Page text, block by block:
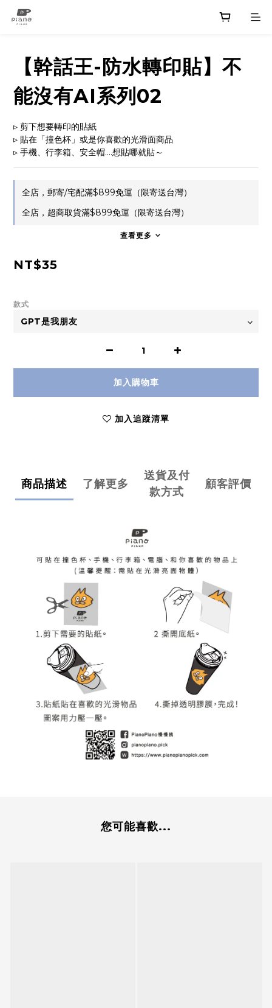
【幹話王-防水轉印貼】不
能沒有AI系列02
▹ 剪下想要轉印的貼紙
▹ 貼在「撞色杯」或是你喜歡的光滑面商品
▹ 手機、行李箱、安全帽....想貼哪就貼～
全店，郵寄/宅配滿$899免運（限寄送台灣）
全店，超商取貨滿$899免運（限寄送台灣）
查看更多
NT$35
款式
加入購物車
加入追蹤清單
商品描述 了解更多
送貨及付
款方式
顧客評價
您可能喜歡...